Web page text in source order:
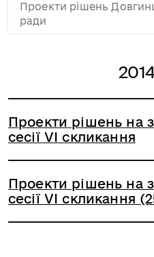
Проекти рішень на
сесії VI скликання
Проекти рішень на
сесії VI скликання
Проекти рішень
ради
2014 рік